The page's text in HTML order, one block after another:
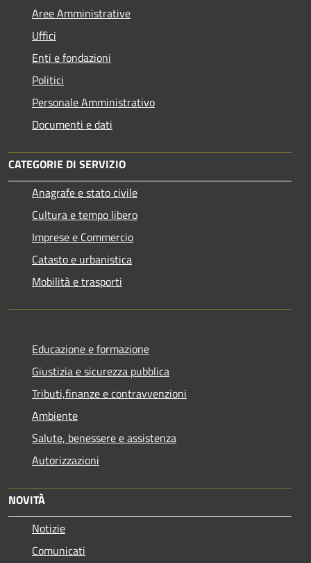
Aree Amministrative
Uffici
Enti e fondazioni
Politici
Personale Amministrativo
Documenti e dati
CATEGORIE DI SERVIZIO
Anagrafe e stato civile
Cultura e tempo libero
Imprese e Commercio
Catasto e urbanistica
Mobilità e trasporti
Educazione e formazione
Giustizia e sicurezza pubblica
Tributi,finanze e contravvenzioni
Ambiente
Salute, benessere e assistenza
Autorizzazioni
NOVITÀ
Notizie
Comunicati